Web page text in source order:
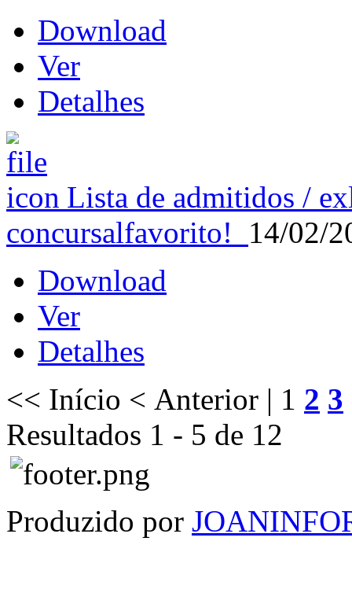
Download
Ver
Detalhes
Lista de admitidos /
concursalfavorito!
14/02/
Download
Ver
Detalhes
<< Início < Anterior | 1 2 3
Resultados 1 - 5 de 12
Produzido por